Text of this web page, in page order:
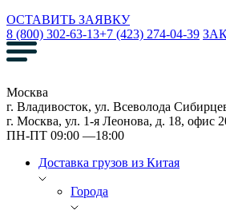
ОСТАВИТЬ ЗАЯВКУ
8 (800) 302-63-13+7 (423) 274-04-39
Москва
г. Владивосток, ул. Всеволода
г. Москва, ул. 1-я Леонова, д. 18, офис
ПН-ПТ 09:00 —18:00
Доставка грузов из Китая
Города